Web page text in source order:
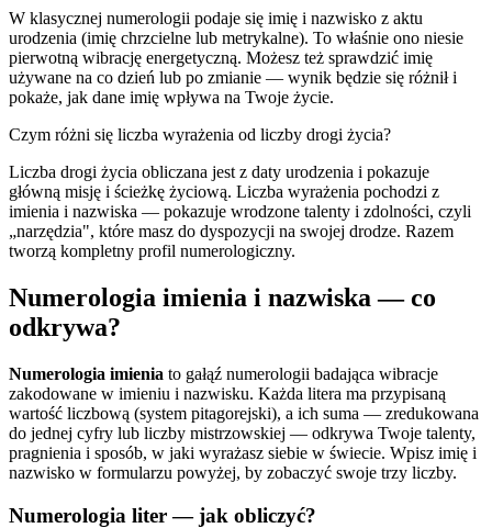
W klasycznej numerologii podaje się imię i nazwisko z aktu
urodzenia (imię chrzcielne lub metrykalne). To właśnie ono niesie
pierwotną wibrację energetyczną. Możesz też sprawdzić imię
używane na co dzień lub po zmianie — wynik będzie się różnił i
pokaże, jak dane imię wpływa na Twoje życie.
Czym różni się liczba wyrażenia od liczby drogi życia?
Liczba drogi życia obliczana jest z daty urodzenia i pokazuje
główną misję i ścieżkę życiową. Liczba wyrażenia pochodzi z
imienia i nazwiska — pokazuje wrodzone talenty i zdolności, czyli
„narzędzia", które masz do dyspozycji na swojej drodze. Razem
tworzą kompletny profil numerologiczny.
Numerologia imienia i nazwiska — co
odkrywa?
Numerologia imienia to gałąź numerologii badająca wibracje
zakodowane w imieniu i nazwisku. Każda litera ma przypisaną
wartość liczbową (system pitagorejski), a ich suma — zredukowana
do jednej cyfry lub liczby mistrzowskiej — odkrywa Twoje talenty,
pragnienia i sposób, w jaki wyrażasz siebie w świecie. Wpisz imię i
nazwisko w formularzu powyżej, by zobaczyć swoje trzy liczby.
Numerologia liter — jak obliczyć?